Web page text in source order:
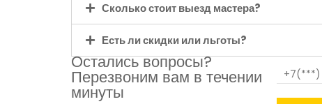
Сколько стоит выезд мастера?
Есть ли скидки или льготы?
Остались вопросы?
Перезвоним вам в течении
минуты